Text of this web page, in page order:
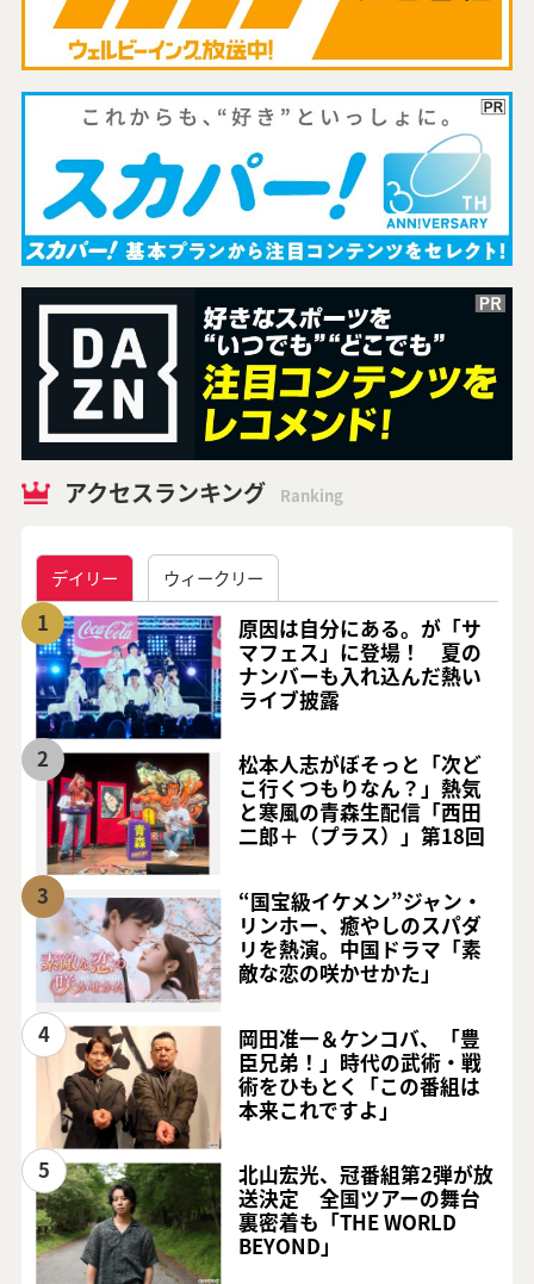
アクセスランキング Ranking
デイリー ウィークリー
1
原因は自分にある。が「サ
マフェス」に登場！ 夏の
ナンバーも入れ込んだ熱い
ライブ披露
2
松本人志がぼそっと「次ど
こ行くつもりなん？」熱気
と寒風の青森生配信「西田
二郎＋（プラス）」第18回
3
“国宝級イケメン”ジャン・
リンホー、癒やしのスパダ
リを熱演。中国ドラマ「素
敵な恋の咲かせかた」
4
岡田准一＆ケンコバ、「豊
臣兄弟！」時代の武術・戦
術をひもとく「この番組は
本来これですよ」
5
北山宏光、冠番組第2弾が放
送決定 全国ツアーの舞台
裏密着も「THE WORLD
BEYOND」